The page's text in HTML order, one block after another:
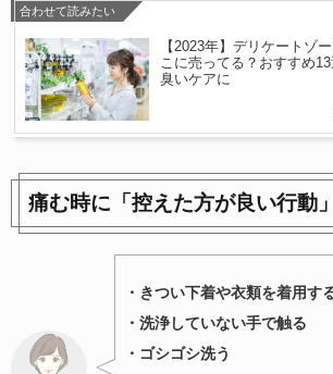
合わせて読みたい
【2023年】デリケートゾ
こに売ってる？おすすめ13
臭いケアに
痛む時に「控えた方が良い行動」
・きつい下着や衣類を着用す
・洗浄していない手で触る
・ゴシゴシ洗う